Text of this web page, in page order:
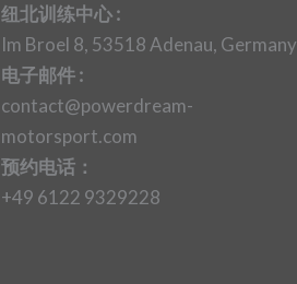
纽北训练中心 :
Im Broel 8, 53518 Adenau, Germany
电子邮件 :
contact@powerdream-
motorsport.com
预约电话：
+49 6122 9329228